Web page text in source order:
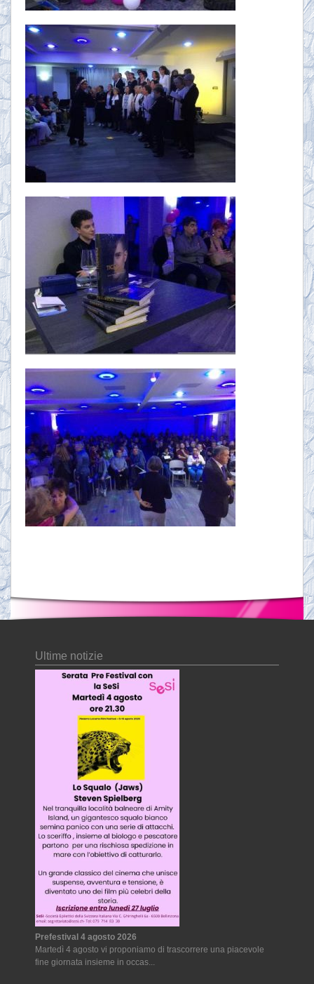
Ultime notizie
Prefestival 4 agosto 2026
Martedì 4 agosto vi proponiamo di trascorrere una piacevole
fine giornata insieme in occas...